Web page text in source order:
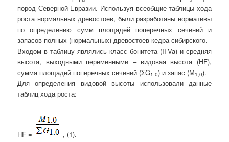
пород Северной Евразии. Используя всеобщие таблицы хода
роста нормальных древостоев, были разработаны нормативы
по определению сумм площадей поперечных сечений и
запасов полных (нормальных) древостоев кедра сибирского.
Входом в таблицу являлись класс бонитета (II-Va) и средняя
высота, выходными переменными – видовая высота (НF),
сумма площадей поперечных сечений (ΣG1,0) и запас (М1,0).
Для определения видовой высоты использовали данные
таблиц хода роста:
НF = , (1).